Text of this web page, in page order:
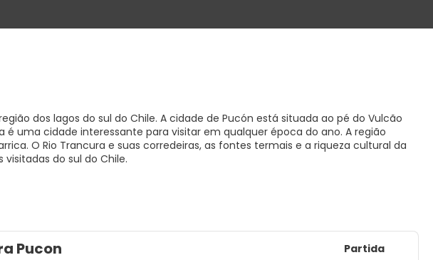
dos lagos do sul do Chile. A cidade de Pucón está situada ao pé do Vulcão
é uma cidade interessante para visitar em qualquer época do ano. A região
O Rio Trancura e suas corredeiras, as fontes termais e a riqueza cultural da
do sul do Chile.
Pucon Partida